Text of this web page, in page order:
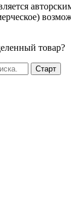
товар?
Старт